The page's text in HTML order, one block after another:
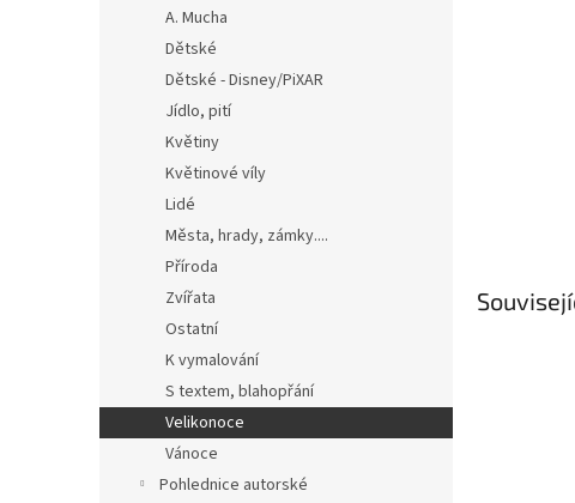
A. Mucha
Dětské
Dětské - Disney/PiXAR
Jídlo, pití
Květiny
Květinové víly
Lidé
Města, hrady, zámky....
Příroda
Zvířata
Ostatní
K vymalování
S textem, blahopřání
Velikonoce
Vánoce
Pohlednice autorské